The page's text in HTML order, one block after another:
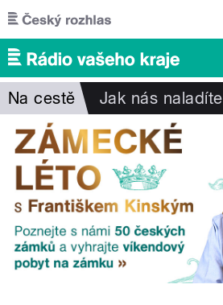
Přejít k hlavnímu obsahu
Na cestě Jak nás naladíte